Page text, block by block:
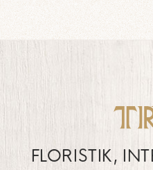
FLORISTIK,